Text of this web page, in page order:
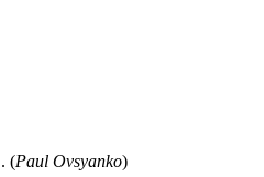
(Paul Ovsyanko)